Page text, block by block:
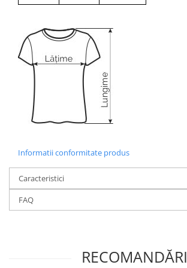
Informatii conformitate produs
Caracteristici
FAQ
RECOMANDĂRI